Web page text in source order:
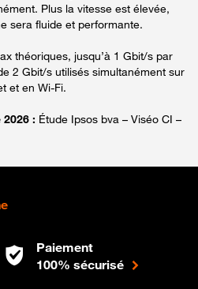
Plus la vitesse est élevée,
sera fluide et performante.
théoriques, jusqu’à 1 Gbit/s par
2 Gbit/s utilisés simultanément sur
et en Wi-Fi.
: Étude Ipsos bva – Viséo CI –
Paiement
100% sécurisé